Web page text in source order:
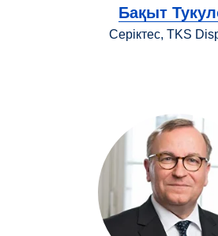
Бақыт
Серіктес, TKS